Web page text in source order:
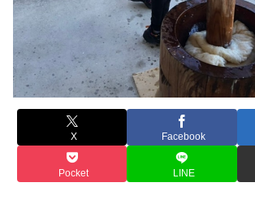
X Facebook
Pocket LINE